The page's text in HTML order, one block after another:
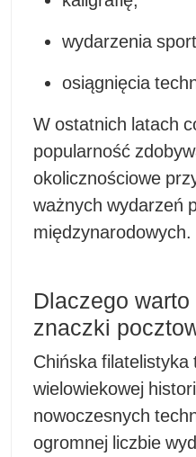
wydarzenia
osiągnięcia
W ostatnich latach
popularność
okolicznościowe
ważnych wydarzeń
międzynarodowych.
Dlaczego
znaczki
Chińska filatelistyka
wielowiekowej
nowoczesnych
ogromnej liczbie